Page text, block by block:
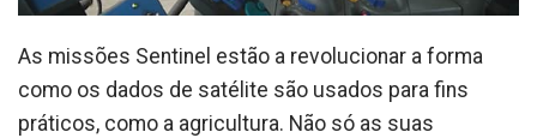
As missões Sentinel estão a revolucionar a forma
como os dados de satélite são usados para fins
práticos, como a agricultura. Não só as suas